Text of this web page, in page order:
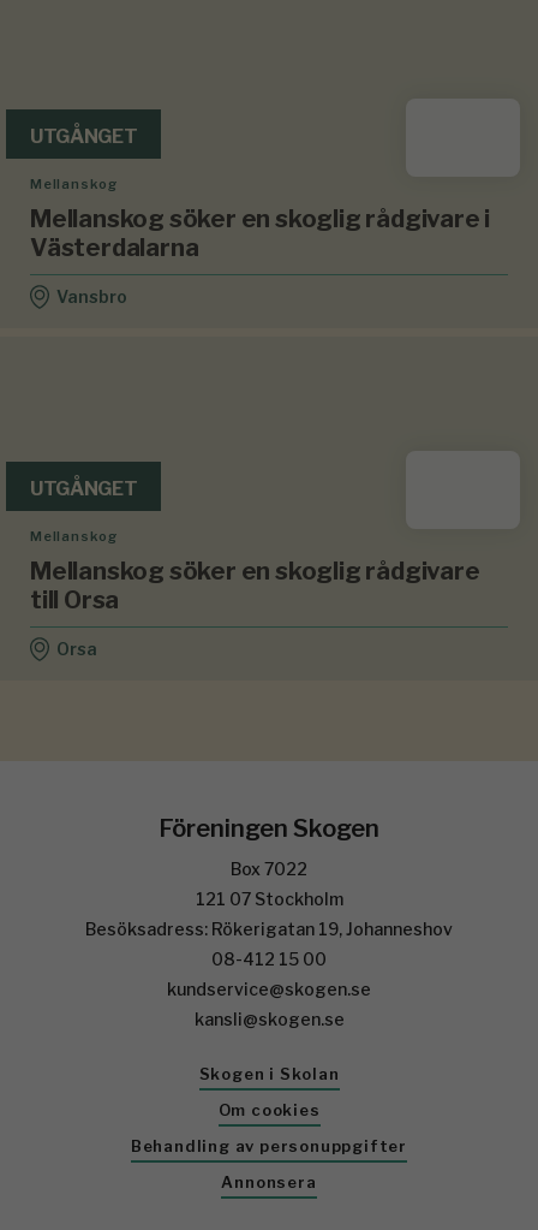
UTGÅNGET
Mellanskog
Mellanskog söker en skoglig rådgivare i
Västerdalarna
Vansbro
UTGÅNGET
Mellanskog
Mellanskog söker en skoglig rådgivare
till Orsa
Orsa
Föreningen Skogen
Box 7022
121 07 Stockholm
Besöksadress: Rökerigatan 19, Johanneshov
08-412 15 00
kundservice@skogen.se
kansli@skogen.se
Skogen i Skolan
Om cookies
Behandling av personuppgifter
Annonsera